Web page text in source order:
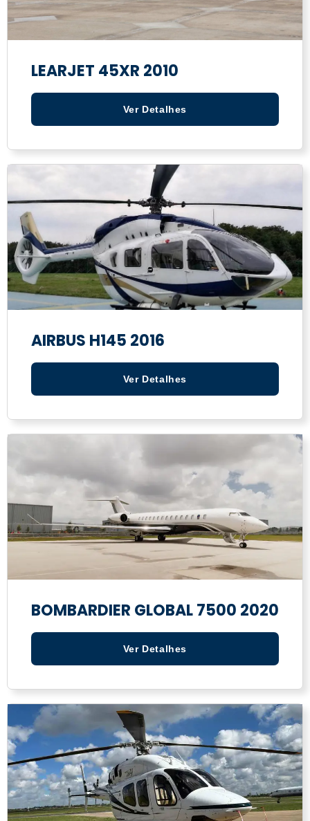
LEARJET 45XR 2010
Ver Detalhes
AIRBUS H145 2016
Ver Detalhes
BOMBARDIER GLOBAL 7500 2020
Ver Detalhes